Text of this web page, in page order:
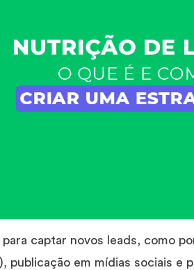
captar novos leads, como
), publicação em mídias sociais e